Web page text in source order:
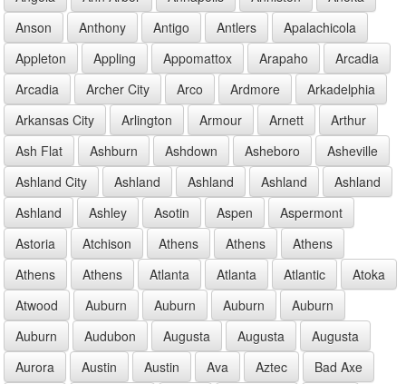
Anson
Anthony Antigo Antlers
Apalachicola
Appleton
Appling Appomattox Arapaho
Arcadia
Arcadia
Archer City Arco Ardmore
Arkadelphia
Arkansas City
Arlington Armour Arnett
Arthur
Ash Flat
Ashburn Ashdown Asheboro
Asheville
Ashland City
Ashland Ashland Ashland
Ashland
Ashland
Ashley Asotin Aspen
Aspermont
Astoria
Atchison Athens Athens
Athens
Athens
Athens Atlanta Atlanta Atlantic
Atoka
Atwood
Auburn Auburn Auburn
Auburn
Auburn
Audubon Augusta Augusta
Augusta
Aurora
Austin Austin Ava Aztec
Bad Axe